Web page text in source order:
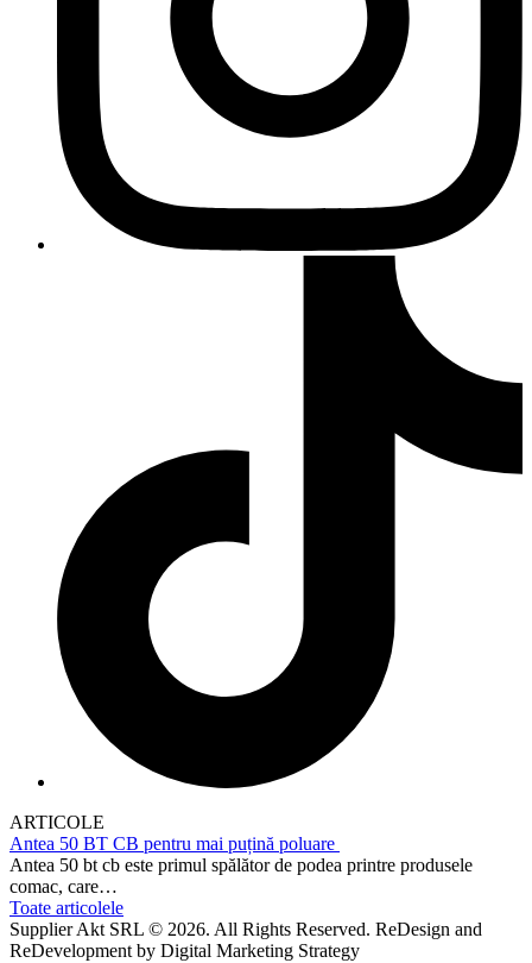
ARTICOLE
Antea 50 BT CB pentru mai puțină poluare
Antea 50 bt cb este primul spălător de podea printre produsele
comac, care…
Toate articolele
Supplier Akt SRL © 2026. All Rights Reserved. ReDesign and
ReDevelopment by Digital Marketing Strategy